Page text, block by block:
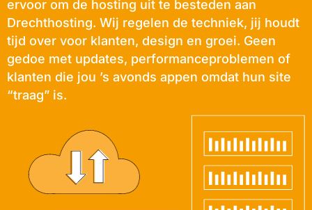
ervoor om de hosting uit te besteden aan
Drechthosting. Wij regelen de techniek, jij houdt
tijd over voor klanten, design en groei. Geen
gedoe met updates, performanceproblemen of
klanten die jou ’s avonds appen omdat hun site
“traag” is.